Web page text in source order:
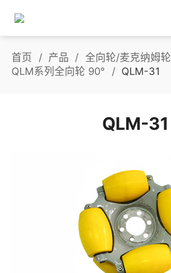
首页 产品
全向轮/麦克纳姆轮
QLM系列全向轮 90°
QLM-31
QLM-31